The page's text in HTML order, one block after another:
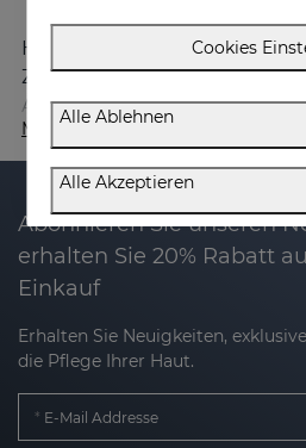
Hinaus fördert seine
Zellpenetrationstechnologie
Aufnahme der Wirkstoffe
Mehr zeigen
Abonnieren Sie unseren
erhalten Sie 20% Rabatt
Einkauf
Erhalten Sie Neuigkeiten,
die Pflege Ihrer Haut.
E-Mail Addresse
Cookies
Alle Ablehnen
Alle Akzeptieren